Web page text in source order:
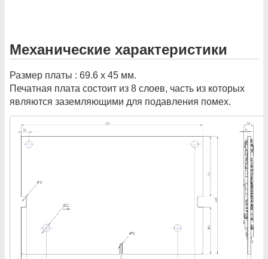
Механические характеристики
Размер платы : 69.6 х 45 мм.
Печатная плата состоит из 8 слоев, часть из которых
являются заземляющими для подавления помех.